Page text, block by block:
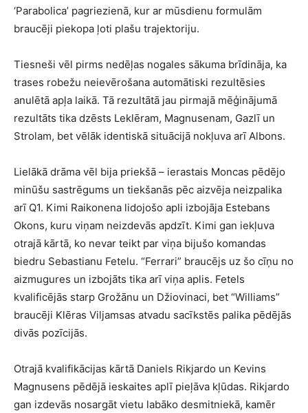
‘Parabolica’ pagriezienā, kur ar mūsdienu formulām
braucēji piekopa ļoti plašu trajektoriju.
Tiesneši vēl pirms nedēļas nogales sākuma brīdināja, ka
trases robežu neievērošana automātiski rezultēsies
anulētā apļa laikā. Tā rezultātā jau pirmajā mēģinājumā
rezultāts tika dzēsts Leklēram, Magnusenam, Gazlī un
Strolam, bet vēlāk identiskā situācijā nokļuva arī Albons.
Lielākā drāma vēl bija priekšā – ierastais Moncas pēdējo
minūšu sastrēgums un tiekšanās pēc aizvēja neizpalika
arī Q1. Kimi Raikonena lidojošo apli izbojāja Estebans
Okons, kuru viņam neizdevās apdzīt. Kimi gan iekļuva
otrajā kārtā, ko nevar teikt par viņa bijušo komandas
biedru Sebastianu Fetelu. “Ferrari” braucējs uz šo cīņu no
aizmugures un izbojāts tika arī viņa aplis. Fetels
kvalificējās starp Grožānu un Džiovinaci, bet “Williams”
braucēji Klēras Viljamsas atvadu sacīkstēs palika pēdējās
divās pozīcijās.
Otrajā kvalifikācijas kārtā Daniels Rikjardo un Kevins
Magnusens pēdējā ieskaites aplī pieļāva kļūdas. Rikjardo
gan izdevās nosargāt vietu labāko desmitniekā, kamēr